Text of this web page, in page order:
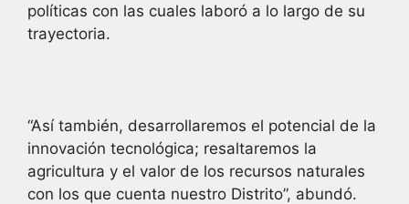
políticas con las cuales laboró a lo largo de su
trayectoria.
“Así también, desarrollaremos el potencial de la
innovación tecnológica; resaltaremos la
agricultura y el valor de los recursos naturales
con los que cuenta nuestro Distrito”, abundó.